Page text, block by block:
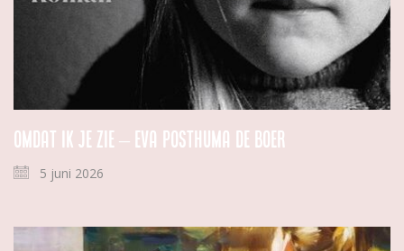
Omdat ik je zie – Eva Posthuma de Boer
5 juni 2026